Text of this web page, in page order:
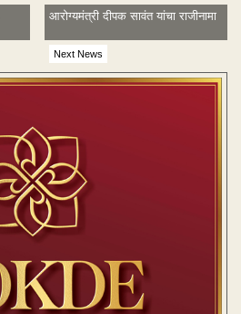
Next News
आरोग्यमंत्री दीपक सावंत यांचा राजीनामा